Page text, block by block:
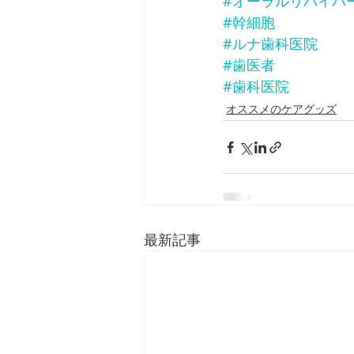
#幹細胞
#ルナ歯科医院
#歯医者
#歯科医院
オススメのケアグッズ
最新記事